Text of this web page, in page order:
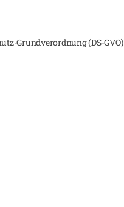
Grundverordnung (DS-GVO)